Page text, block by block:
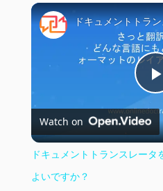
Play Unmute
Watch on
ドキュメントトランスレー
よいですか？